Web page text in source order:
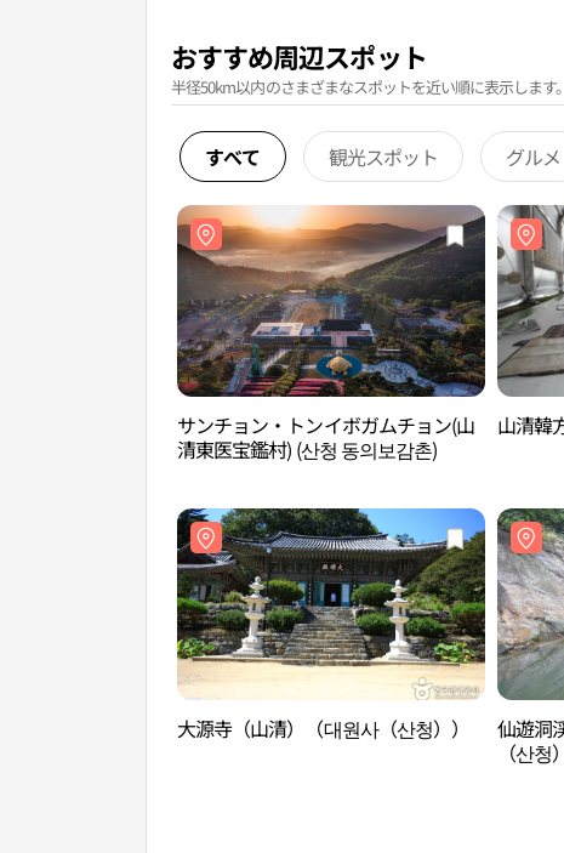
おすすめ周辺スポット
半径50km以内のさまざまなスポットを近い順に表示します。
すべて 観光スポット グルメ
サンチョン・トンイボガムチョン(山
清東医宝鑑村) (산청 동의보감촌)
山清韓
大源寺（山清）（대원사（산청））
仙遊洞
（산청